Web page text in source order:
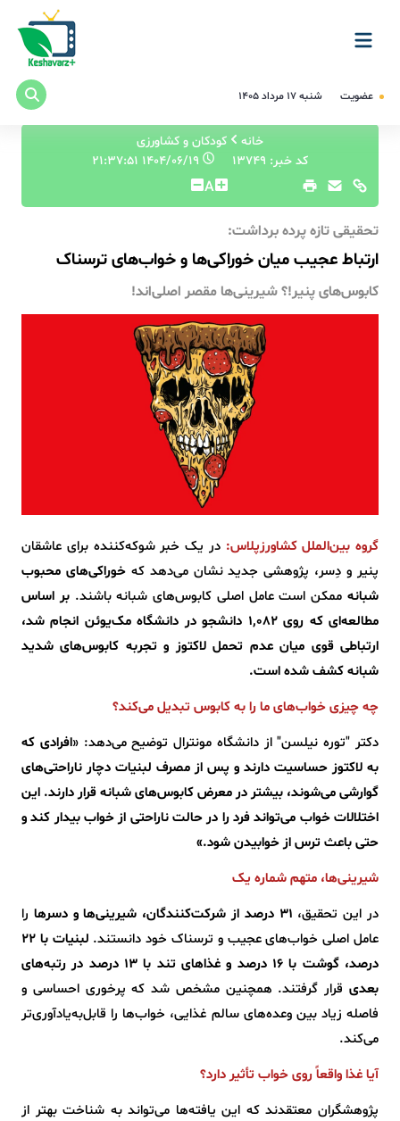
عضویت شنبه ۱۷ مرداد ۱۴۰۵
خانه
کودکان و کشاورزی
کد خبر: 13749
A
تحقیقی تازه پرده برداشت:
ارتباط عجیب میان خوراکی‌ها و خواب‌های ترسناک
کابوس‌های پنیر!؟ شیرینی‌ها مقصر اصلی‌اند!
گروه بین‌الملل کشاورزپلاس:در یک خبر شوکه‌کننده برای عاشقان
پنیر و دِسر، پژوهشی جدید نشان می‌دهد کهخوراکی‌های محبوب
شبانهممکن است عامل اصلی کابوس‌های شبانه باشند.بر اساس
مطالعه‌ای که روی ۱,۰۸۲ دانشجو در دانشگاه مک‌یوئن انجام شد،
ارتباطی قوی میان عدم تحمل لاکتوز و تجربه کابوس‌های شدید
شبانه کشف شده است.
چه چیزی خواب‌های ما را به کابوس تبدیل می‌کند؟
دکتر "توره نیلسن" از دانشگاه مونترال توضیح می‌دهد: «افرادی که
به لاکتوز حساسیت دارند و پس از مصرف لبنیات دچار ناراحتی‌های
گوارشی می‌شوند، بیشتر در معرض کابوس‌های شبانه قرار دارند. این
اختلالات خواب می‌تواند فرد را در حالت ناراحتی از خواب بیدار کند و
حتی باعث ترس از خوابیدن شود.»
شیرینی‌ها، متهم شماره یک
در این تحقیق، ۳۱ درصد از شرکت‌کنندگان، شیرینی‌ها و دسرها
را
عامل اصلی خواب‌های عجیب و ترسناک خود دانستند.
لبنیات با ۲۲
درصد، گوشت با ۱۶ درصد و غذاهای تند با ۱۳ درصد در رتبه‌های
بعدی قرار گرفتند. همچنین مشخص شد که پرخوری احساسی و
فاصله زیاد بین وعده‌های سالم غذایی، خواب‌ها را قابل‌به‌یادآوری‌تر
می‌کند.
آیا غذا واقعاً روی خواب تأثیر دارد؟
پژوهشگران معتقدند که این یافته‌ها می‌تواند به شناخت بهتر از